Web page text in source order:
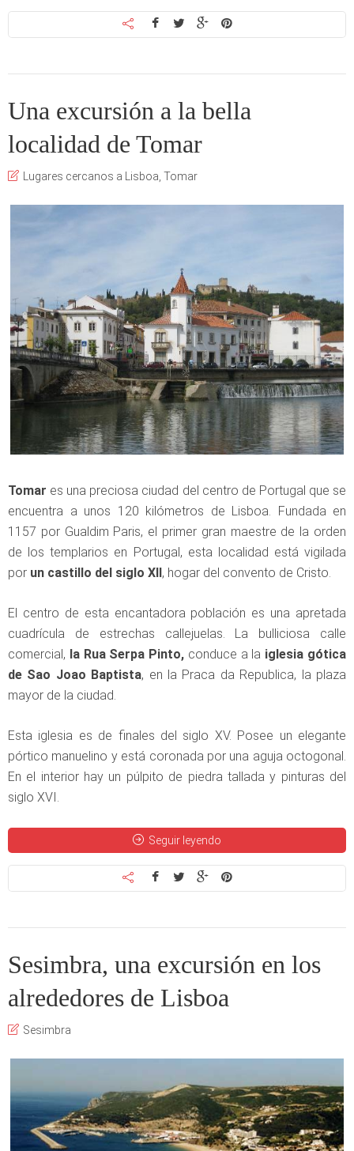
Una excursión a la bella
localidad de Tomar
Lugares cercanos a Lisboa Tomar
Tomar es una preciosa ciudad del centro de Portugal que se
encuentra a unos 120 kilómetros de Lisboa. Fundada en
1157 por Gualdim Paris, el primer gran maestre de la orden
de los templarios en Portugal, esta localidad está vigilada
por un castillo del siglo XII, hogar del convento de Cristo.
El centro de esta encantadora población es una apretada
cuadrícula de estrechas callejuelas. La bulliciosa calle
comercial, la Rua Serpa Pinto, conduce a la iglesia gótica
de Sao Joao Baptista, en la Praca da Republica, la plaza
mayor de la ciudad.
Esta iglesia es de finales del siglo XV. Posee un elegante
pórtico manuelino y está coronada por una aguja octogonal.
En el interior hay un púlpito de piedra tallada y pinturas del
siglo XVI.
Seguir leyendo
Sesimbra, una excursión en los
alrededores de Lisboa
Sesimbra